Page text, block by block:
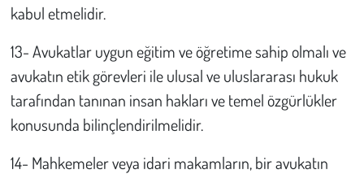
kabul etmelidir.
13- Avukatlar uygun eğitim ve öğretime sahip olmalı ve
avukatın etik görevleri ile ulusal ve uluslararası hukuk
tarafından tanınan insan hakları ve temel özgürlükler
konusunda bilinçlendirilmelidir.
14- Mahkemeler veya idari makamların, bir avukatın